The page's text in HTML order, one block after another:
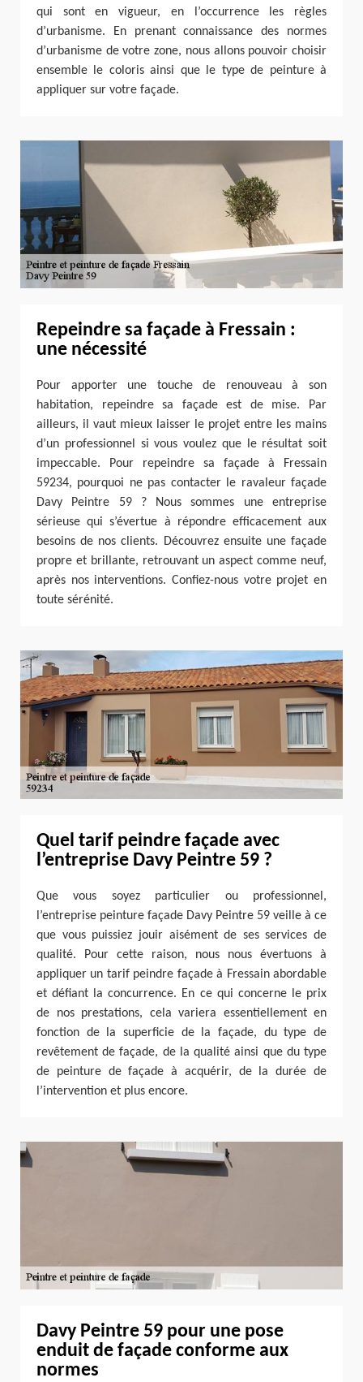
qui sont en vigueur, en l’occurrence les règles
d’urbanisme. En prenant connaissance des normes
d’urbanisme de votre zone, nous allons pouvoir choisir
ensemble le coloris ainsi que le type de peinture à
appliquer sur votre façade.
Repeindre sa façade à Fressain :
une nécessité
Pour apporter une touche de renouveau à son
habitation, repeindre sa façade est de mise. Par
ailleurs, il vaut mieux laisser le projet entre les mains
d’un professionnel si vous voulez que le résultat soit
impeccable. Pour repeindre sa façade à Fressain
59234, pourquoi ne pas contacter le ravaleur façade
Davy Peintre 59 ? Nous sommes une entreprise
sérieuse qui s’évertue à répondre efficacement aux
besoins de nos clients. Découvrez ensuite une façade
propre et brillante, retrouvant un aspect comme neuf,
après nos interventions. Confiez-nous votre projet en
toute sérénité.
Quel tarif peindre façade avec
l’entreprise Davy Peintre 59 ?
Que vous soyez particulier ou professionnel,
l’entreprise peinture façade Davy Peintre 59 veille à ce
que vous puissiez jouir aisément de ses services de
qualité. Pour cette raison, nous nous évertuons à
appliquer un tarif peindre façade à Fressain abordable
et défiant la concurrence. En ce qui concerne le prix
de nos prestations, cela variera essentiellement en
fonction de la superficie de la façade, du type de
revêtement de façade, de la qualité ainsi que du type
de peinture de façade à acquérir, de la durée de
l’intervention et plus encore.
Davy Peintre 59 pour une pose
enduit de façade conforme aux
normes